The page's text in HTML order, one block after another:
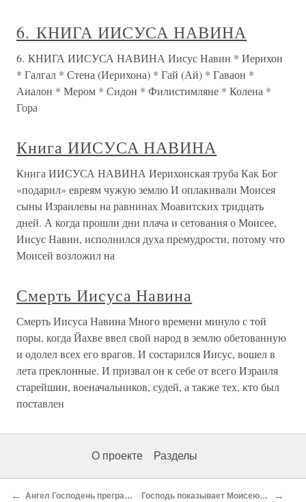
6. КНИГА ИИСУСА НАВИНА
6. КНИГА ИИСУСА НАВИНА Иисус Навин * Иерихон
* Галгал * Стена (Иерихона) * Гай (Ай) * Гаваон *
Аиалон * Мером * Сидон * Филистимляне * Колена *
Гора
Книга ИИСУСА НАВИНА
Книга ИИСУСА НАВИНА Иерихонская труба Как Бог
«подарил» евреям чужую землю И оплакивали Моисея
сыны Израилевы на равнинах Моавитских тридцать
дней. А когда прошли дни плача и сетования о Моисее,
Иисус Навин, исполнился духа премудрости, потому что
Моисей возложил на
Смерть Иисуса Навина
Смерть Иисуса Навина Много времени минуло с той
поры, когда Йахве ввел свой народ в землю обетованную
и одолел всех его врагов. И состарился Иисус, вошел в
лета преклонные. И призвал он к себе от всего Израиля
старейшин, военачальников, судей, а также тех, кто был
поставлен
О проекте Разделы
← Ангел Господень преграждает путь Валааму. Числа 22:21-31 Господь показывает Моисею землю обетованную. Второзаконие 34:1-4 →